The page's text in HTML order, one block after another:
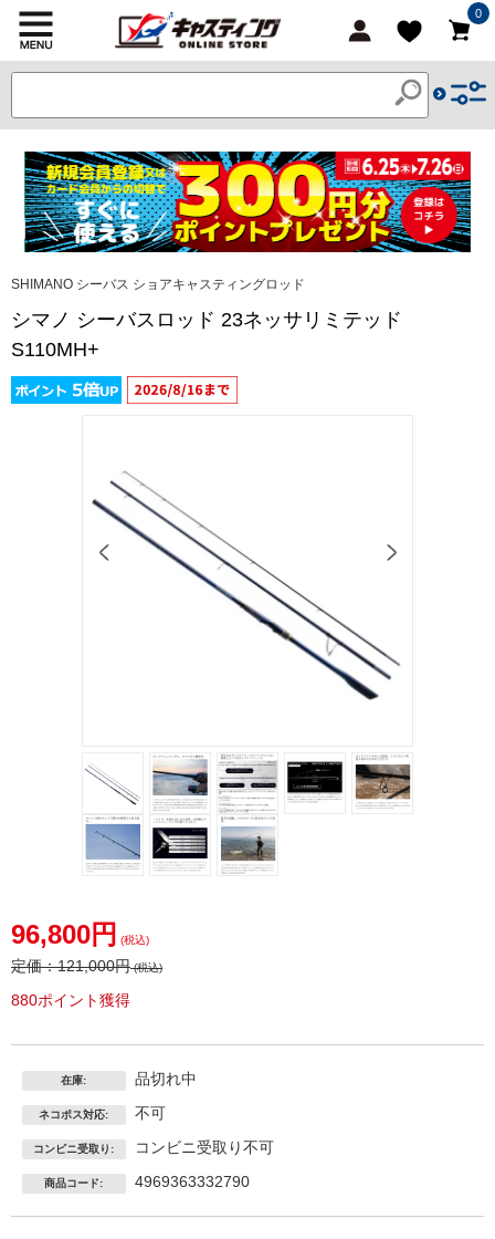
0
SHIMANO シーバス ショアキャスティングロッド
シマノ シーバスロッド 23ネッサリミテッド
S110MH+
96,800円 (税込)
定価：121,000円(税込)
880ポイント獲得
在庫: 品切れ中
ネコポス対応: 不可
コンビニ受取り: コンビニ受取り不可
商品コード: 4969363332790